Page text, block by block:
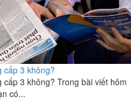
cấp 3 không?
3 không? Trong bài viết hôm
có...